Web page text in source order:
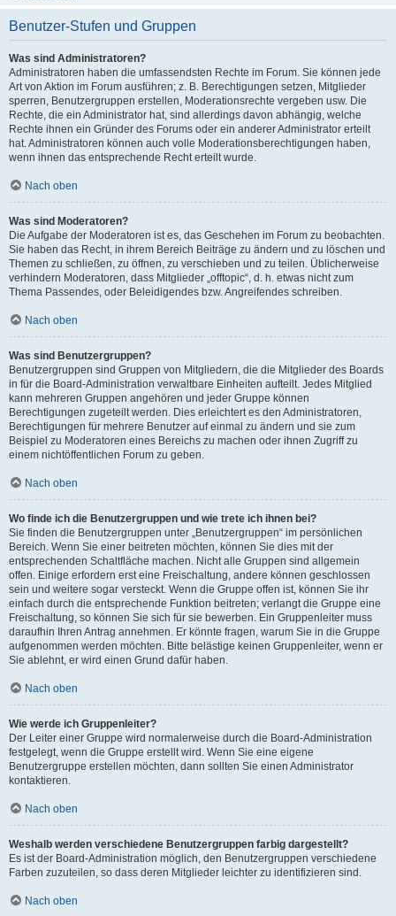
Benutzer-Stufen und Gruppen
Was sind Administratoren?
Administratoren haben die umfassendsten Rechte im Forum. Sie können jede
Art von Aktion im Forum ausführen; z. B. Berechtigungen setzen, Mitglieder
sperren, Benutzergruppen erstellen, Moderationsrechte vergeben usw. Die
Rechte, die ein Administrator hat, sind allerdings davon abhängig, welche
Rechte ihnen ein Gründer des Forums oder ein anderer Administrator erteilt
hat. Administratoren können auch volle Moderationsberechtigungen haben,
wenn ihnen das entsprechende Recht erteilt wurde.
Nach oben
Was sind Moderatoren?
Die Aufgabe der Moderatoren ist es, das Geschehen im Forum zu beobachten.
Sie haben das Recht, in ihrem Bereich Beiträge zu ändern und zu löschen und
Themen zu schließen, zu öffnen, zu verschieben und zu teilen. Üblicherweise
verhindern Moderatoren, dass Mitglieder „offtopic“, d. h. etwas nicht zum
Thema Passendes, oder Beleidigendes bzw. Angreifendes schreiben.
Nach oben
Was sind Benutzergruppen?
Benutzergruppen sind Gruppen von Mitgliedern, die die Mitglieder des Boards
in für die Board-Administration verwaltbare Einheiten aufteilt. Jedes Mitglied
kann mehreren Gruppen angehören und jeder Gruppe können
Berechtigungen zugeteilt werden. Dies erleichtert es den Administratoren,
Berechtigungen für mehrere Benutzer auf einmal zu ändern und sie zum
Beispiel zu Moderatoren eines Bereichs zu machen oder ihnen Zugriff zu
einem nichtöffentlichen Forum zu geben.
Nach oben
Wo finde ich die Benutzergruppen und wie trete ich ihnen bei?
Sie finden die Benutzergruppen unter „Benutzergruppen“ im persönlichen
Bereich. Wenn Sie einer beitreten möchten, können Sie dies mit der
entsprechenden Schaltfläche machen. Nicht alle Gruppen sind allgemein
offen. Einige erfordern erst eine Freischaltung, andere können geschlossen
sein und weitere sogar versteckt. Wenn die Gruppe offen ist, können Sie ihr
einfach durch die entsprechende Funktion beitreten; verlangt die Gruppe eine
Freischaltung, so können Sie sich für sie bewerben. Ein Gruppenleiter muss
daraufhin Ihren Antrag annehmen. Er könnte fragen, warum Sie in die Gruppe
aufgenommen werden möchten. Bitte belästige keinen Gruppenleiter, wenn er
Sie ablehnt, er wird einen Grund dafür haben.
Nach oben
Wie werde ich Gruppenleiter?
Der Leiter einer Gruppe wird normalerweise durch die Board-Administration
festgelegt, wenn die Gruppe erstellt wird. Wenn Sie eine eigene
Benutzergruppe erstellen möchten, dann sollten Sie einen Administrator
kontaktieren.
Nach oben
Weshalb werden verschiedene Benutzergruppen farbig dargestellt?
Es ist der Board-Administration möglich, den Benutzergruppen verschiedene
Farben zuzuteilen, so dass deren Mitglieder leichter zu identifizieren sind.
Nach oben